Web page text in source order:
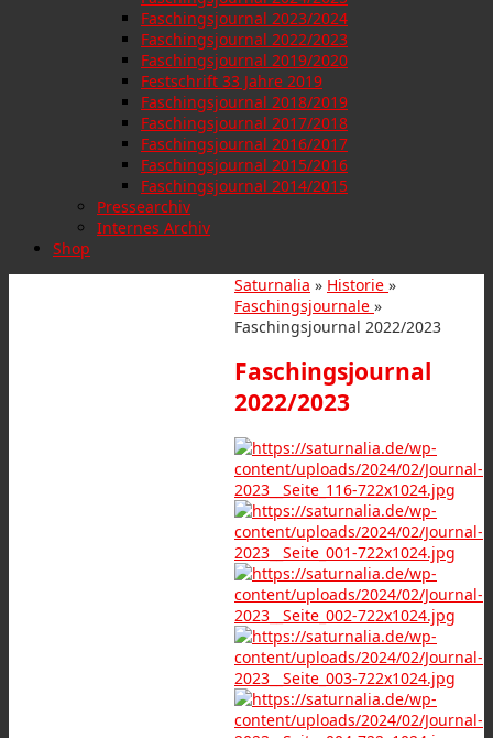
Faschingsjournal 2023/2024
Faschingsjournal 2022/2023
Faschingsjournal 2019/2020
Festschrift 33 Jahre 2019
Faschingsjournal 2018/2019
Faschingsjournal 2017/2018
Faschingsjournal 2016/2017
Faschingsjournal 2015/2016
Faschingsjournal 2014/2015
Pressearchiv
Internes Archiv
Shop
Saturnalia » Historie »
Faschingsjournale »
Faschingsjournal 2022/2023
Faschingsjournal
2022/2023